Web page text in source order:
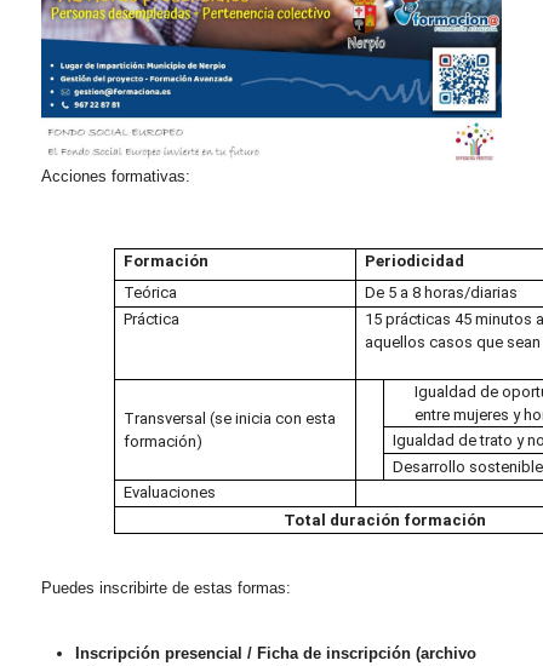
Acciones formativas:
Formación
Periodicidad
Teórica
De 5 a 8 horas/diarias
Práctica
15 prácticas 45 minutos
aquellos casos que
Transversal (se inicia con esta
formación)
Igualdad de
entre mujeres y
Igualdad de
Desarrollo
Evaluaciones
Total duración formación
Puedes inscribirte de estas formas:
Inscripción presencial / Ficha de inscripción (archivo